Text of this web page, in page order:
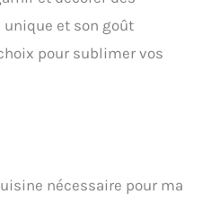
unique et son goût
pour sublimer vos
nécessaire pour ma